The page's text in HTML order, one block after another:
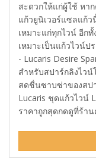
สะดวกให้แก่ผู้ใช้ หา
แก้วยูนิเวอร์แซลแก้
เหมาะแก่ทุกไวน์ อีก
เหมาะเป็นแก้วไวน์ป
- Lucaris Desire
สำหรับสปาร์กลิงไวน์
สดชื่นซาบซ่าของสป
Lucaris ชุดแก้วไวน์
ราคาถูกสุดกดดูที่ร้าน